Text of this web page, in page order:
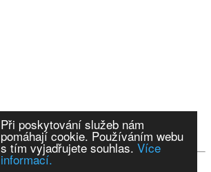
Při poskytování služeb nám
pomáhají cookie. Používáním webu
s tím vyjadřujete souhlas. Více
informací.